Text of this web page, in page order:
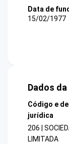
Data de
15/02/1977
Dados
Código e
jurídica
206 |
LIMITADA